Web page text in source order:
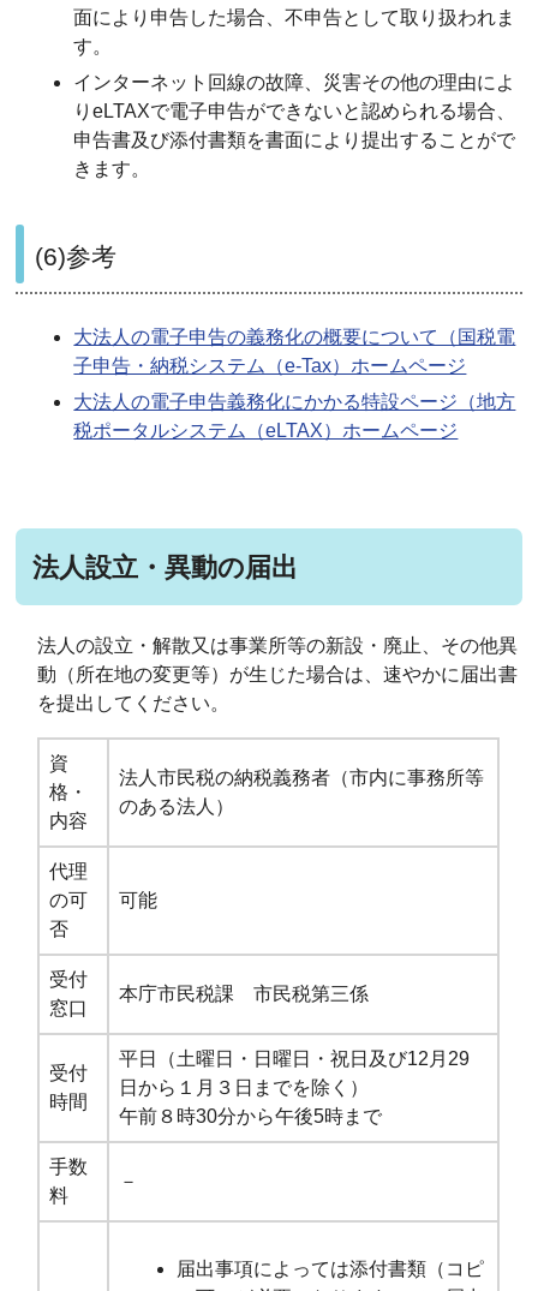
面により申告した場合、不申告として取り扱われま
す。
インターネット回線の故障、災害その他の理由によ
りeLTAXで電子申告ができないと認められる場合、
申告書及び添付書類を書面により提出することがで
きます。
(6)参考
大法人の電子申告の義務化の概要について（国税電
子申告・納税システム（e-Tax）ホームページ
大法人の電子申告義務化にかかる特設ページ（地方
税ポータルシステム（eLTAX）ホームページ
法人設立・異動の届出
法人の設立・解散又は事業所等の新設・廃止、その他異
動（所在地の変更等）が生じた場合は、速やかに届出書
を提出してください。
資
格・
内容
法人市民税の納税義務者（市内に事務所等
のある法人）
代理
の可
否
可能
受付
窓口
本庁市民税課 市民税第三係
受付
時間
平日（土曜日・日曜日・祝日及び12月29
日から１月３日までを除く）
午前８時30分から午後5時まで
手数
料
－
届出事項によっては添付書類（コピ